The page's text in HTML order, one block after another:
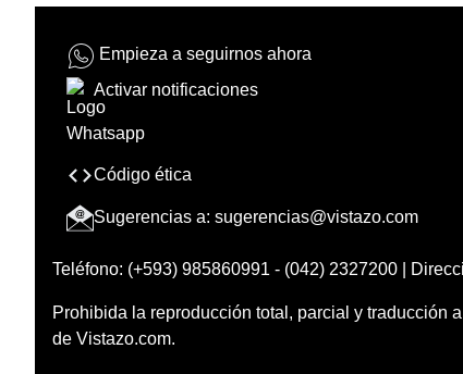
Empieza a seguirnos ahora
Activar notificaciones
Código ética
Sugerencias a: sugerencias@vistazo.com
Teléfono: (+593) 985860991 - (042) 2327200 |
Prohibida la reproducción total, parcial y traducción
de Vistazo.com.